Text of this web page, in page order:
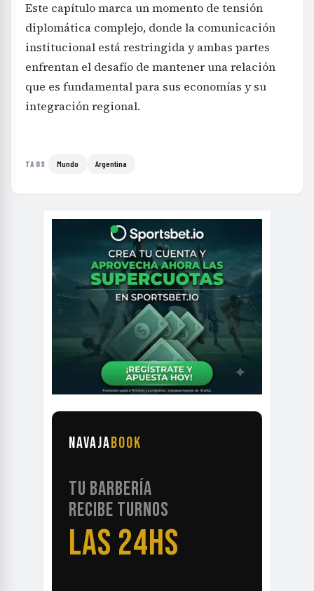
Este capítulo marca un momento de tensión
diplomática complejo, donde la comunicación
institucional está restringida y ambas partes
enfrentan el desafío de mantener una relación
que es fundamental para sus economías y su
integración regional.
TAGS Mundo Argentina
NAVAJABOOK
TU BARBERÍA
RECIBE TURNOS
LAS 24HS